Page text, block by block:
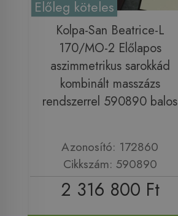
Előleg köteles
Kolpa-San Beatrice-L
170/MO-2 Előlapos
aszimmetrikus sarokkád
kombinált masszázs
rendszerrel 590890 balos
Azonosító: 172860
Cikkszám: 590890
2 316 800 Ft